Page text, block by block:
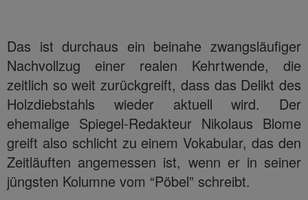
Das ist durchaus ein beinahe zwangsläufiger
Nachvollzug einer realen Kehrtwende, die
zeitlich so weit zurückgreift, dass das Delikt des
Holzdiebstahls wieder aktuell wird. Der
ehemalige Spiegel-Redakteur Nikolaus Blome
greift also schlicht zu einem Vokabular, das den
Zeitläuften angemessen ist, wenn er in seiner
jüngsten Kolumne vom “Pöbel” schreibt.